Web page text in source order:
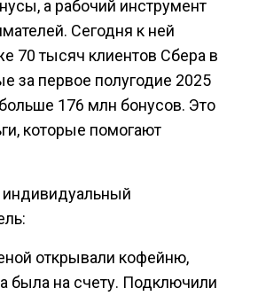
а рабочий инструмент
Сегодня к ней
70 тысяч клиентов Сбера в
за первое полугодие 2025
176 млн бонусов. Это
которые помогают
открывали кофейню,
была на счету. Подключили